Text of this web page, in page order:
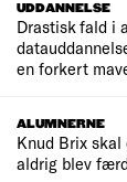
UDDANNELSE
Drastisk fald i
en forkert
ALUMNERNE
Knud Brix
aldrig blev